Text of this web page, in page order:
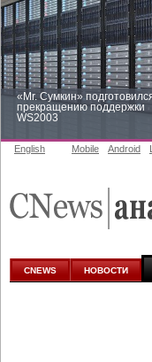
«Mr. Сумкин»
прекращению поддержки
WS2003
аналитике
English Mobile Android
CNEWS НОВОСТИ